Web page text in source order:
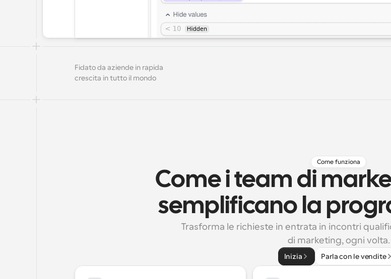
Fidato da aziende in rapida
crescita in tutto il mondo
Come funziona
Come i team di
semplificano la
Trasforma le richieste in entrata in incontri
di marketing, ogni volta.
Inizia Parla con le vendite